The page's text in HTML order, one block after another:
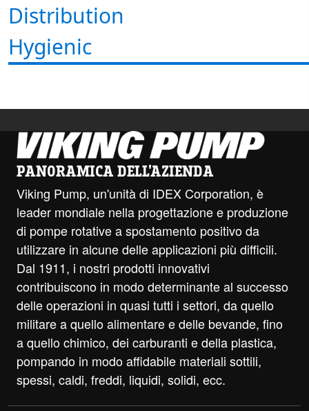
Distribution
Hygienic
PANORAMICA DELL'AZIENDA
Viking Pump, un'unità di IDEX Corporation, è
leader mondiale nella progettazione e produzione
di pompe rotative a spostamento positivo da
utilizzare in alcune delle applicazioni più difficili.
Dal 1911, i nostri prodotti innovativi
contribuiscono in modo determinante al successo
delle operazioni in quasi tutti i settori, da quello
militare a quello alimentare e delle bevande, fino
a quello chimico, dei carburanti e della plastica,
pompando in modo affidabile materiali sottili,
spessi, caldi, freddi, liquidi, solidi, ecc.